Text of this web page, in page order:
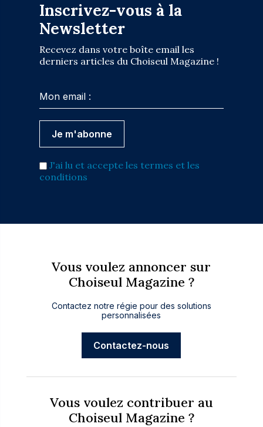
Inscrivez-vous à la
Newsletter
Recevez dans votre boîte email les
derniers articles du Choiseul Magazine !
J'ai lu et accepte les termes et les
conditions
Vous voulez annoncer sur
Choiseul Magazine ?
Contactez notre régie pour des solutions
personnalisées
Contactez-nous
Vous voulez contribuer au
Choiseul Magazine ?